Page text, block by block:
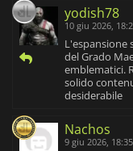
yodish78
10 giu 2026,
del Grado
emblematici.
solido
desiderabile
Nachos
9 giu 2026, 18:35